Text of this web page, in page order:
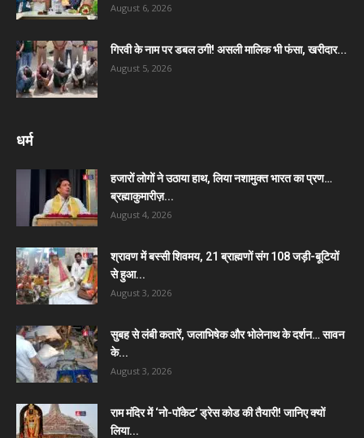
August 6, 2026
गिरवी के नाम पर डबल ठगी! असली मालिक भी फंसा, खरीदार...
August 5, 2026
धर्म
हजारों लोगों ने उठाया हाथ, लिया नशामुक्त भारत का प्रण…
ब्रह्माकुमारीज़...
August 4, 2026
श्रावण में बस्सी शिवमय, 21 ब्राह्मणों संग 108 जड़ी-बूटियों
से हुआ...
August 3, 2026
सुबह से लंबी कतारें, जलाभिषेक और भोलेनाथ के दर्शन… सावन
के...
August 3, 2026
राम मंदिर में ‘नो-पॉकेट’ ड्रेस कोड की तैयारी! जानिए क्यों
लिया...